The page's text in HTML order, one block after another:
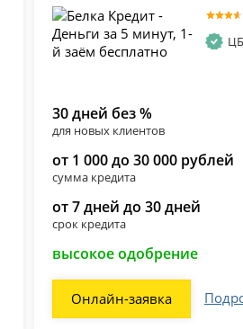
30 дней без %
для новых клиентов
от 1 000 до 30 000 рублей
сумма кредита
от 7 дней до 30 дней
срок кредита
высокое одобрение
Онлайн-заявка